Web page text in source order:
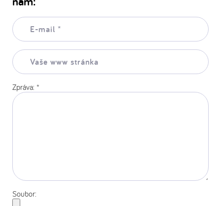
E-
mail:
Vaše
www
stránka:
Zpráva: *
Soubor: